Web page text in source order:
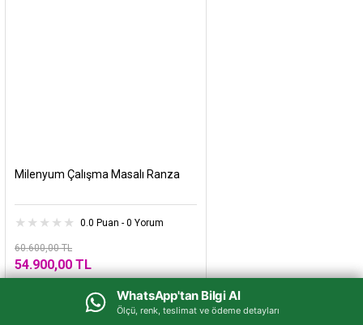
WhatsApp'tan Bilgi Al
Ölçü, renk, teslimat ve ödeme detayları
Milenyum Çalışma Masalı Ranza
0.0 Puan - 0 Yorum
60.600,00 TL
54.900,00 TL
Havale Fiyatı : 46.665,00 TL
WhatsApp'tan Bilgi Al
Ölçü, renk, teslimat ve ödeme detayları